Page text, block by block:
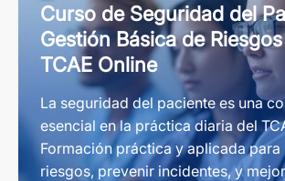
Curso de Seguridad del
Gestión Básica de
TCAE Online
La seguridad del paciente es una
esencial en la práctica diaria del
Formación práctica y aplicada
riesgos, prevenir incidentes, y